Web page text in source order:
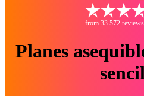
from 33.572
Planes